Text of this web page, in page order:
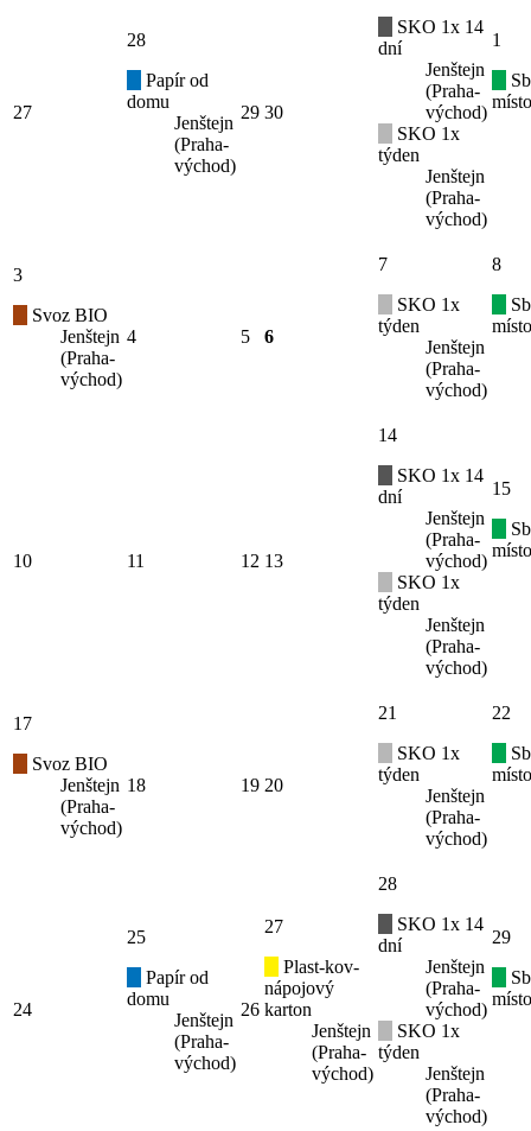
27
28
Papír od
domu
Jenštejn
(Praha-
východ)
29 30
SKO 1x 14
dní
Jenštejn
(Praha-
východ)
SKO 1x
týden
Jenštejn
(Praha-
východ)
1
3
Svoz BIO
Jenštejn
(Praha-
východ)
4 5 6
7
SKO 1x
týden
Jenštejn
(Praha-
východ)
8
10 11 12 13
14
SKO 1x 14
dní
Jenštejn
(Praha-
východ)
SKO 1x
týden
Jenštejn
(Praha-
východ)
15
17
Svoz BIO
Jenštejn
(Praha-
východ)
18 19 20
21
SKO 1x
týden
Jenštejn
(Praha-
východ)
22
24
25
Papír od
domu
Jenštejn
(Praha-
východ)
26
27
Plast-kov-
nápojový
karton
Jenštejn
(Praha-
východ)
28
SKO 1x 14
dní
Jenštejn
(Praha-
východ)
SKO 1x
týden
Jenštejn
(Praha-
východ)
29